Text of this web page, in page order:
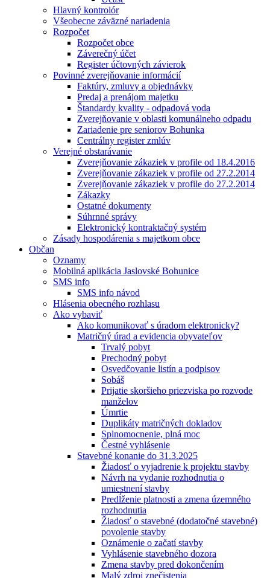
Hlavný kontrolór
Všeobecne záväzné nariadenia
Rozpočet
Rozpočet obce
Záverečný účet
Register účtovných závierok
Povinné zverejňovanie informácií
Faktúry, zmluvy a objednávky
Predaj a prenájom majetku
Štandardy kvality - odpadová voda
Zverejňovanie v oblasti komunálneho odpadu
Zariadenie pre seniorov Bohunka
Centrálny register zmlúv
Verejné obstarávanie
Zverejňovanie zákaziek v profile od 18.4.2016
Zverejňovanie zákaziek v profile od 27.2.2014
Zverejňovanie zákaziek v profile do 27.2.2014
Zákazky
Ostatné dokumenty
Súhrnné správy
Elektronický kontraktačný systém
Zásady hospodárenia s majetkom obce
Občan
Oznamy
Mobilná aplikácia Jaslovské Bohunice
SMS info
SMS info návod
Hlásenia obecného rozhlasu
Ako vybaviť
Ako komunikovať s úradom elektronicky?
Matričný úrad a evidencia obyvateľov
Trvalý pobyt
Prechodný pobyt
Osvedčovanie listín a podpisov
Sobáš
Prijatie skoršieho priezviska po rozvode
manželov
Úmrtie
Duplikáty matričných dokladov
Splnomocnenie, plná moc
Čestné vyhlásenie
Stavebné konanie do 31.3.2025
Žiadosť o vyjadrenie k projektu stavby
Návrh na vydanie rozhodnutia o
umiestnení stavby
Predĺženie platnosti a zmena územného
rozhodnutia
Žiadosť o stavebné (dodatočné stavebné)
povolenie stavby
Oznámenie o začatí stavby
Vyhlásenie stavebného dozora
Zmena stavby pred dokončením
Malý zdroj znečistenia